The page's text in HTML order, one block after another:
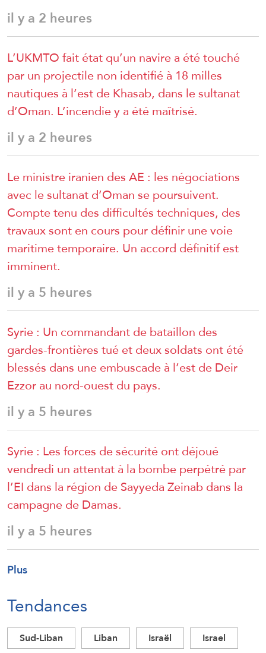
il y a 2 heures
L’UKMTO fait état qu’un navire a été touché
par un projectile non identifié à 18 milles
nautiques à l’est de Khasab, dans le sultanat
d’Oman. L’incendie y a été maîtrisé.
il y a 2 heures
Le ministre iranien des AE : les négociations
avec le sultanat d’Oman se poursuivent.
Compte tenu des difficultés techniques, des
travaux sont en cours pour définir une voie
maritime temporaire. Un accord définitif est
imminent.
il y a 5 heures
Syrie : Un commandant de bataillon des
gardes-frontières tué et deux soldats ont été
blessés dans une embuscade à l’est de Deir
Ezzor au nord-ouest du pays.
il y a 5 heures
Syrie : Les forces de sécurité ont déjoué
vendredi un attentat à la bombe perpétré par
l’EI dans la région de Sayyeda Zeinab dans la
campagne de Damas.
il y a 5 heures
Plus
Tendances
Sud-Liban Liban Israël
Israel